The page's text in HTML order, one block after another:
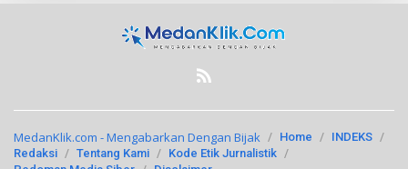
MedanKlik.com - Mengabarkan Dengan Bijak Home
INDEKS
Redaksi
Tentang Kami
Kode Etik Jurnalistik